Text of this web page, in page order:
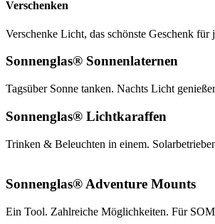
Verschenken
Verschenke Licht, das schönste Geschenk für
Sonnenglas® Sonnenlaternen
Tagsüber Sonne tanken. Nachts Licht
Sonnenglas® Lichtkaraffen
Trinken & Beleuchten in einem.
Sonnenglas® Adventure Mounts
Ein Tool. Zahlreiche Möglichkeiten. Für